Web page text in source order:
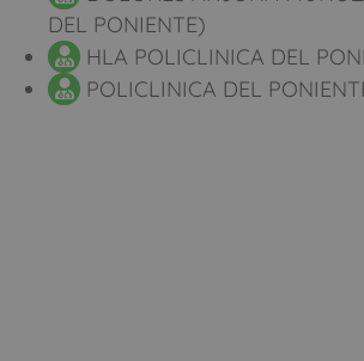
DEL PONIENTE)
HLA POLICLINICA DEL
POLICLINICA DEL